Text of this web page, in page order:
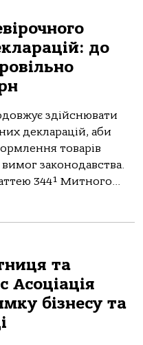
до
здійснювати
декларацій, аби
товарів
законодавства.
344¹ Митного...
та
Асоціація
бізнесу та